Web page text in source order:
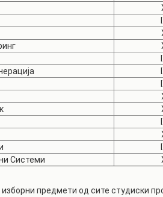
Системи
предмети од сите студиски